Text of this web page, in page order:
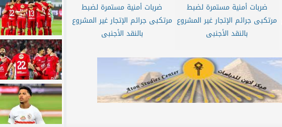
ضربات أمنية مستمرة لضبط
مرتكبى جرائم الإتجار غير المشروع
بالنقد الأجنبى
ضربات أمنية مستمرة لضبط
مرتكبى جرائم الإتجار غير المشروع
بالنقد الأجنبى